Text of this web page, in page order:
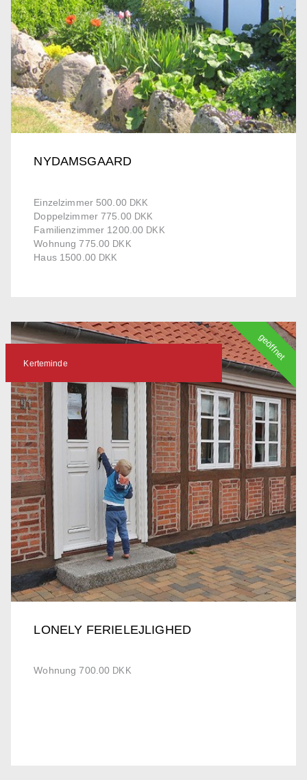
NYDAMSGAARD
Einzelzimmer 500.00 DKK
Doppelzimmer 775.00 DKK
Familienzimmer 1200.00 DKK
Wohnung 775.00 DKK
Haus 1500.00 DKK
LONELY FERIELEJLIGHED
Wohnung 700.00 DKK
Kerteminde
geöffnet